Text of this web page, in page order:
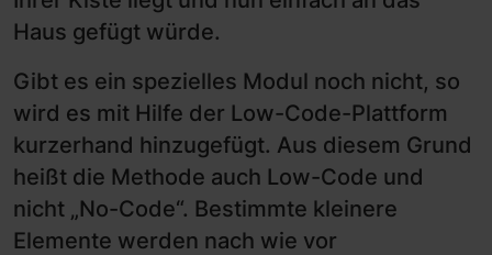
Haus gefügt würde.
Gibt es ein spezielles Modul noch nicht, so
wird es mit Hilfe der Low-Code-Plattform
kurzerhand hinzugefügt. Aus diesem Grund
heißt die Methode auch Low-Code und
nicht „No-Code“. Bestimmte kleinere
Elemente werden nach wie vor